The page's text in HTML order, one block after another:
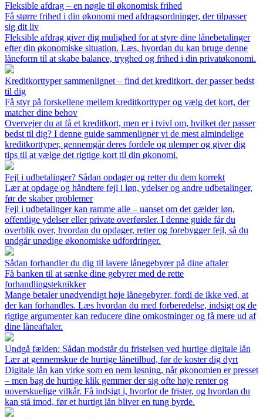
Fleksible afdrag – en nøgle til økonomisk frihed
Få større frihed i din økonomi med afdragsordninger, der tilpasser
sig dit liv
Fleksible afdrag giver dig mulighed for at styre dine lånebetalinger
efter din økonomiske situation. Læs, hvordan du kan bruge denne
låneform til at skabe balance, tryghed og frihed i din privatøkonomi.
Kreditkorttyper sammenlignet – find det kreditkort, der passer bedst
til dig
Få styr på forskellene mellem kreditkorttyper og vælg det kort, der
matcher dine behov
Overvejer du at få et kreditkort, men er i tvivl om, hvilket der passer
bedst til dig? I denne guide sammenligner vi de mest almindelige
kreditkorttyper, gennemgår deres fordele og ulemper og giver dig
tips til at vælge det rigtige kort til din økonomi.
Fejl i udbetalinger? Sådan opdager og retter du dem korrekt
Lær at opdage og håndtere fejl i løn, ydelser og andre udbetalinger,
før de skaber problemer
Fejl i udbetalinger kan ramme alle – uanset om det gælder løn,
offentlige ydelser eller private overførsler. I denne guide får du
overblik over, hvordan du opdager, retter og forebygger fejl, så du
undgår unødige økonomiske udfordringer.
Sådan forhandler du dig til lavere lånegebyrer på dine aftaler
Få banken til at sænke dine gebyrer med de rette
forhandlingsteknikker
Mange betaler unødvendigt høje lånegebyrer, fordi de ikke ved, at
der kan forhandles. Læs hvordan du med forberedelse, indsigt og de
rigtige argumenter kan reducere dine omkostninger og få mere ud af
dine låneaftaler.
Undgå fælden: Sådan modstår du fristelsen ved hurtige digitale lån
Lær at gennemskue de hurtige lånetilbud, før de koster dig dyrt
Digitale lån kan virke som en nem løsning, når økonomien er presset
– men bag de hurtige klik gemmer der sig ofte høje renter og
uoverskuelige vilkår. Få indsigt i, hvorfor de frister, og hvordan du
kan stå imod, før et hurtigt lån bliver en tung byrde.